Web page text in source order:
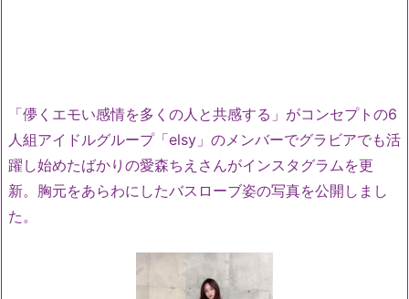
「儚くエモい感情を多くの人と共感する」がコンセプトの6
人組アイドルグループ「elsy」のメンバーでグラビアでも活
躍し始めたばかりの愛森ちえさんがインスタグラムを更
新。胸元をあらわにしたバスローブ姿の写真を公開しまし
た。